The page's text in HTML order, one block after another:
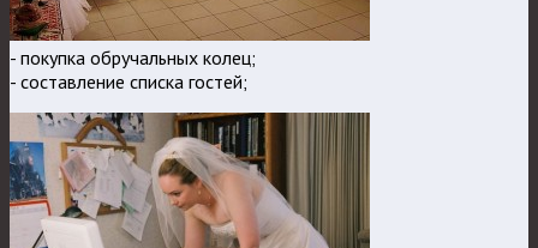
- покупка обручальных колец;
- составление списка гостей;